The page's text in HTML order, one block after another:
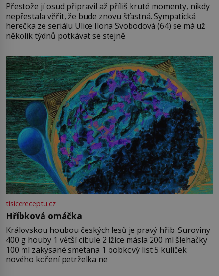
Přestože jí osud připravil až příliš kruté momenty, nikdy
nepřestala věřit, že bude znovu šťastná. Sympatická
herečka ze seriálu Ulice Ilona Svobodová (64) se má už
několik týdnů potkávat se stejně
tisicereceptu.cz
Hříbková omáčka
Královskou houbou českých lesů je pravý hřib. Suroviny
400 g houby 1 větší cibule 2 lžíce másla 200 ml šlehačky
100 ml zakysané smetana 1 bobkový list 5 kuliček
nového koření petrželka ne